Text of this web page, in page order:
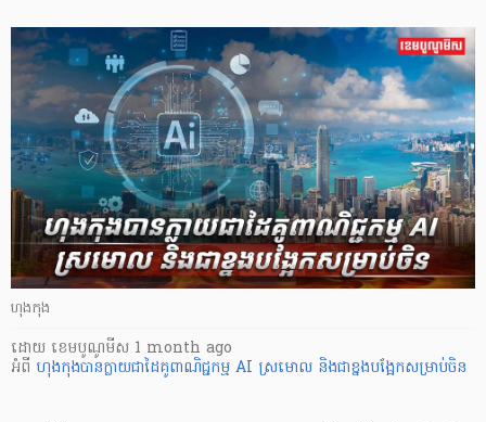
ហុងកុង
ដោយ ​ ខេមបូណូមីស 1 month ago
អំពី ហុងកុងបានក្លាយជាដៃគូពាណិជ្ជកម្ម AI ស្រមោល និងជាខ្នងបង្អែកសម្រាប់ចិន